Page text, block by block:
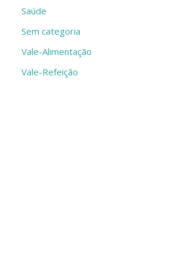
Saúde
Sem categoria
Vale-Alimentação
Vale-Refeição